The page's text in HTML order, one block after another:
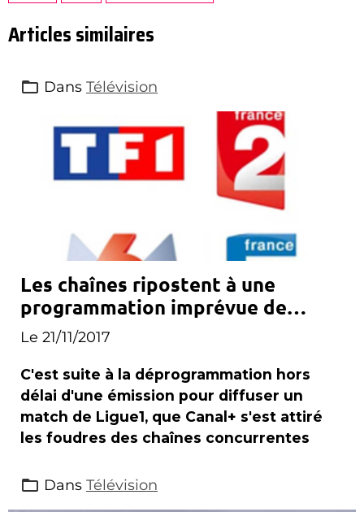
Articles similaires
Dans Télévision
Les chaînes ripostent à une
programmation imprévue de
Canal+
Le 21/11/2017
C'est suite à la déprogrammation hors
délai d'une émission pour diffuser un
match de Ligue1, que Canal+ s'est attiré
les foudres des chaînes concurrentes
Dans Télévision